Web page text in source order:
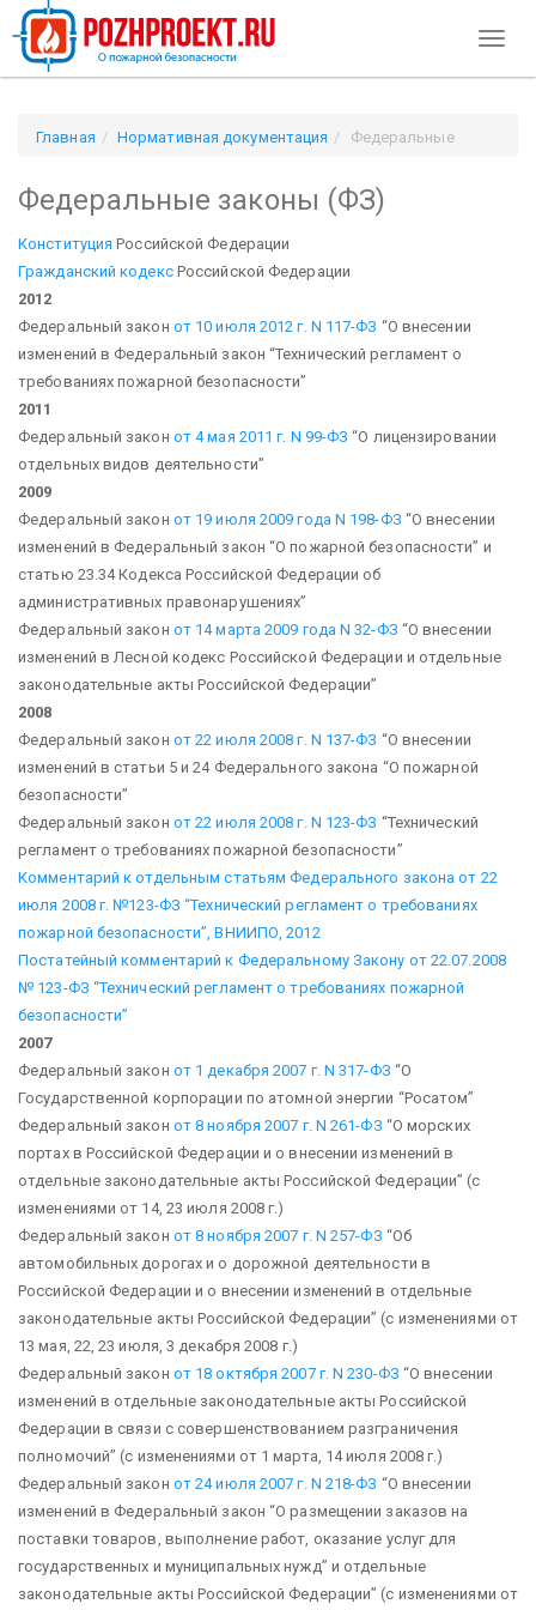
Главная Нормативная документация
Федеральные
Федеральные законы (ФЗ)
Конституция Российской Федерации
Гражданский кодексРоссийской Федерации
2012
Федеральный закон от 10 июля 2012 г. N 117-ФЗ “О внесении
изменений в Федеральный закон “Технический регламент о
требованиях пожарной безопасности”
2011
Федеральный закон от 4 мая 2011 г. N 99-ФЗ “О лицензировании
отдельных видов деятельности”
2009
Федеральный закон от 19 июля 2009 года N 198-ФЗ “О внесении
изменений в Федеральный закон “О пожарной безопасности” и
статью 23.34 Кодекса Российской Федерации об
административных правонарушениях”
Федеральный закон от 14 марта 2009 года N 32-ФЗ “О внесении
изменений в Лесной кодекс Российской Федерации и отдельные
законодательные акты Российской Федерации”
2008
Федеральный закон от 22 июля 2008 г. N 137-ФЗ “О внесении
изменений в статьи 5 и 24 Федерального закона “О пожарной
безопасности”
Федеральный закон от 22 июля 2008 г. N 123-ФЗ “Технический
регламент о требованиях пожарной безопасности”
Комментарий к отдельным статьям Федерального закона от 22
июля 2008 г. №123-ФЗ “Технический регламент о требованиях
пожарной безопасности”, ВНИИПО, 2012
Постатейный комментарий к Федеральному Закону от 22.07.2008
№ 123-ФЗ “Технический регламент о требованиях пожарной
безопасности”
2007
Федеральный закон от 1 декабря 2007 г. N 317-ФЗ “О
Государственной корпорации по атомной энергии “Росатом”
Федеральный закон от 8 ноября 2007 г. N 261-ФЗ “О морских
портах в Российской Федерации и о внесении изменений в
отдельные законодательные акты Российской Федерации” (с
изменениями от 14, 23 июля 2008 г.)
Федеральный закон от 8 ноября 2007 г. N 257-ФЗ “Об
автомобильных дорогах и о дорожной деятельности в
Российской Федерации и о внесении изменений в отдельные
законодательные акты Российской Федерации” (с изменениями от
13 мая, 22, 23 июля, 3 декабря 2008 г.)
Федеральный закон от 18 октября 2007 г. N 230-ФЗ “О внесении
изменений в отдельные законодательные акты Российской
Федерации в связи с совершенствованием разграничения
полномочий” (с изменениями от 1 марта, 14 июля 2008 г.)
Федеральный закон от 24 июля 2007 г. N 218-ФЗ “О внесении
изменений в Федеральный закон “О размещении заказов на
поставки товаров, выполнение работ, оказание услуг для
государственных и муниципальных нужд” и отдельные
законодательные акты Российской Федерации” (с изменениями от